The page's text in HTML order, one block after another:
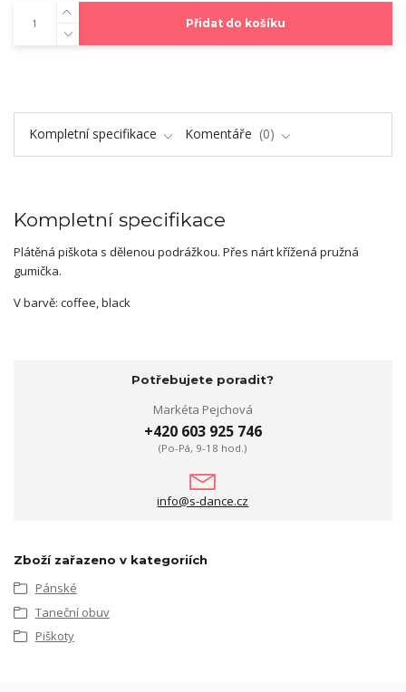
Přidat do košíku
Kompletní specifikace Komentáře 0
Kompletní specifikace
Plátěná piškota s dělenou podrážkou. Přes nárt křížená pružná
gumička.
V barvě: coffee, black
Potřebujete poradit?
Markéta Pejchová
+420 603 925 746
(Po-Pá, 9-18 hod.)
info@s-dance.cz
Zboží zařazeno v kategoriích
Pánské
Taneční obuv
Piškoty